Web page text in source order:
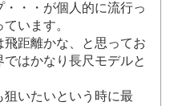
・・が個人的に流行っ
います。
距離かな、と思ってお
はかなり長尺モデルと
いたいという時に最